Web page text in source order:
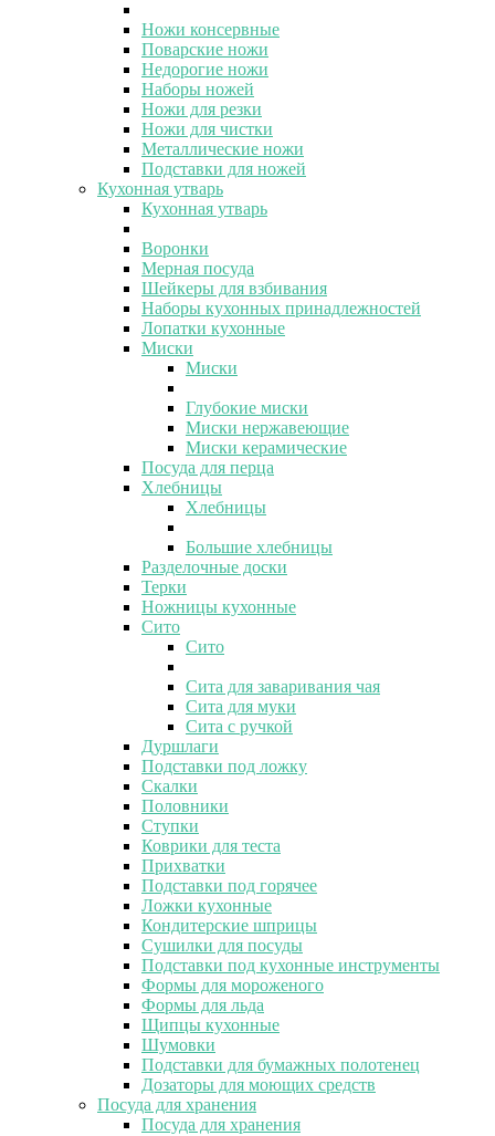
Ножи консервные
Поварские ножи
Недорогие ножи
Наборы ножей
Ножи для резки
Ножи для чистки
Металлические ножи
Подставки для ножей
Кухонная утварь
Кухонная утварь
Воронки
Мерная посуда
Шейкеры для взбивания
Наборы кухонных принадлежностей
Лопатки кухонные
Миски
Миски
Глубокие миски
Миски нержавеющие
Миски керамические
Посуда для перца
Хлебницы
Хлебницы
Большие хлебницы
Разделочные доски
Терки
Ножницы кухонные
Сито
Сито
Сита для заваривания чая
Сита для муки
Сита с ручкой
Дуршлаги
Подставки под ложку
Скалки
Половники
Ступки
Коврики для теста
Прихватки
Подставки под горячее
Ложки кухонные
Кондитерские шприцы
Сушилки для посуды
Подставки под кухонные инструменты
Формы для мороженого
Формы для льда
Щипцы кухонные
Шумовки
Подставки для бумажных полотенец
Дозаторы для моющих средств
Посуда для хранения
Посуда для хранения